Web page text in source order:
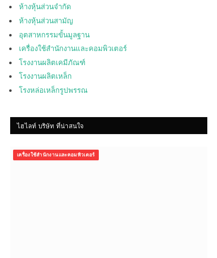
ห้างหุ้นส่วนจำกัด
ห้างหุ้นส่วนสามัญ
อุตสาหกรรมขั้นมูลฐาน
เครื่องใช้สำนักงานและคอมพิวเตอร์
โรงงานผลิตเคมีภัณฑ์
โรงงานผลิตเหล็ก
โรงหล่อเหล็กรูปพรรณ
ไฮไลท์ บริษัท ที่น่าสนใจ
เครื่องใช้สำนักงานและคอมพิวเตอร์